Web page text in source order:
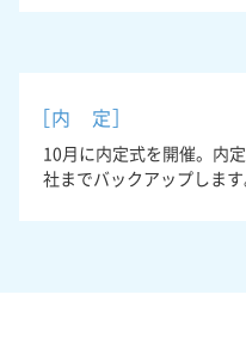
［内 定］
10月に内定式を開催。内
社までバックアップします